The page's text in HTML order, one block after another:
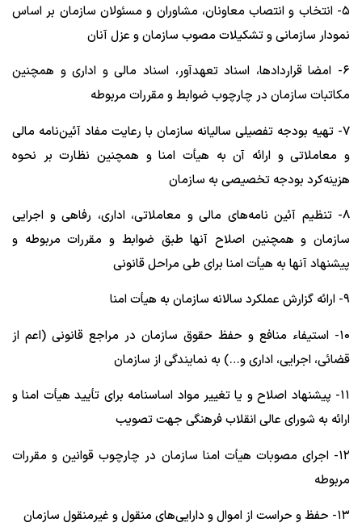
۵- انتخاب و انتصاب معاونان، مشاوران و مسئولان سازمان بر اساس
نمودار سازمانی و تشکیلات مصوب سازمان و عزل آنان
۶- امضا قراردادها، اسناد تعهدآور، اسناد مالی و اداری و همچنین
مکاتبات سازمان در چارچوب ضوابط و مقررات مربوطه
۷- تهیه بودجه تفصیلی سالیانه سازمان با رعایت مفاد آئین‌نامه مالی
و معاملاتی و ارائه آن به هیأت امنا و همچنین نظارت بر نحوه
هزینه‌کرد بودجه تخصیصی به سازمان
۸- تنظیم آئین نامه‌های مالی و معاملاتی، اداری، رفاهی و اجرایی
سازمان و همچنین اصلاح آنها طبق ضوابط و مقررات مربوطه و
پیشنهاد آنها به هیأت امنا برای طی مراحل قانونی
۹- ارائه گزارش عملکرد سالانه سازمان به هیأت امنا
۱۰- استیفاء منافع و حفظ حقوق سازمان در مراجع قانونی (اعم از
قضائی، اجرایی، اداری و…) به نمایندگی از سازمان
۱۱- پیشنهاد اصلاح و یا تغییر مواد اساسنامه برای تأیید هیأت امنا و
ارائه به شورای عالی انقلاب فرهنگی جهت تصویب
۱۲- اجرای مصوبات هیأت امنا سازمان در چارچوب قوانین و مقررات
مربوطه
۱۳- حفظ و حراست از اموال و دارایی‌های منقول و غیرمنقول سازمان